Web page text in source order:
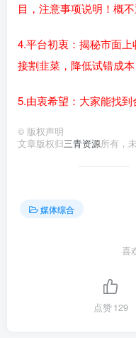
目，注意事项说明！概不
4.平台初衷：揭秘市面
接割韭菜，降低试错成本
5.由衷希望：大家能找到
© 版权声明
文章版权归三青资源所有，
媒体综合
喜
点赞129